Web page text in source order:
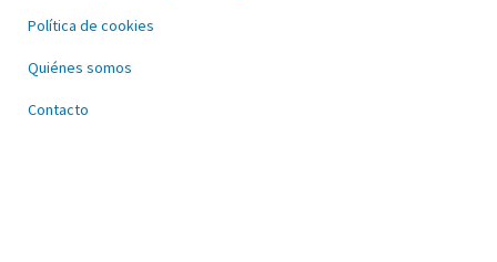
Política de cookies
Quiénes somos
Contacto